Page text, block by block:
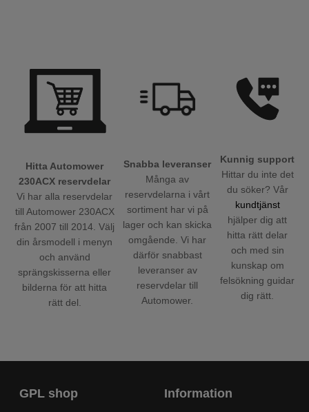
Hitta Automower
230ACX reservdelar
Vi har alla reservdelar
till Automower 230ACX
från 2007 till 2014. Välj
din årsmodell i menyn
och använd
sprängskisserna eller
bilderna för att hitta
rätt del.
Snabba leveranser
Många av
reservdelarna i vårt
sortiment har vi på
lager och kan skicka
omgående. Vi har
därför snabbast
leveranser av
reservdelar till
Automower.
Kunnig support
Hittar du inte det
du söker? Vår
kundtjänst
hjälper dig att
hitta rätt delar
och med sin
kunskap om
felsökning guidar
dig rätt.
GPL shop Information